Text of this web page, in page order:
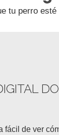
tu perro esté
fácil de ver